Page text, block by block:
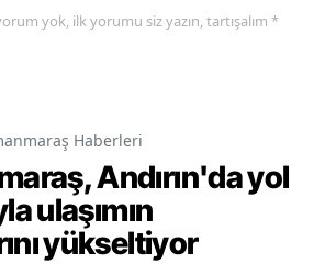
yok, ilk yorumu siz yazın, tartışalım *
Haberleri
Andırın'da yol
ulaşımın
yükseltiyor